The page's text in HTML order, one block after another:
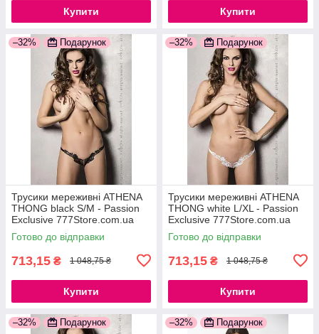
Купити Купити
–32% Подарунок
Трусики мереживні ATHENA
THONG black S/M - Passion
Exclusive 777Store.com.ua
Готово до відправки
713,15 ₴ 1 048,75 ₴
Купити
–32% Подарунок
Трусики мереживні ATHENA
THONG white L/XL - Passion
Exclusive 777Store.com.ua
Готово до відправки
713,15 ₴ 1 048,75 ₴
Купити
–32% Подарунок –32% Подарунок